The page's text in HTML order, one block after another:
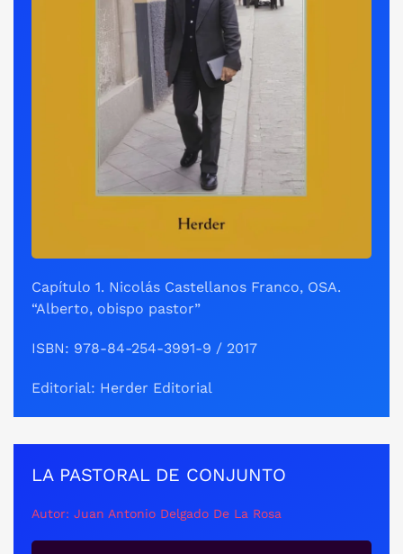
Capítulo 1. Nicolás Castellanos Franco, OSA.
“Alberto, obispo pastor”
ISBN: 978-84-254-3991-9 / 2017
Editorial: Herder Editorial
LA PASTORAL DE CONJUNTO
Autor: Juan Antonio Delgado De La Rosa